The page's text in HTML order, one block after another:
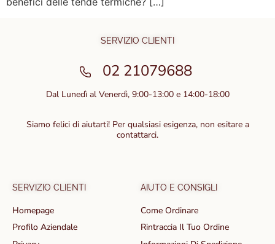
SERVIZIO CLIENTI
02 21079688
Dal Lunedì al Venerdì, 9:00-13:00 e 14:00-18:00
Siamo felici di aiutarti! Per qualsiasi esigenza, non esitare a
contattarci.
SERVIZIO CLIENTI
Homepage
Profilo Aziendale
AIUTO E CONSIGLI
Come Ordinare
Rintraccia Il Tuo Ordine